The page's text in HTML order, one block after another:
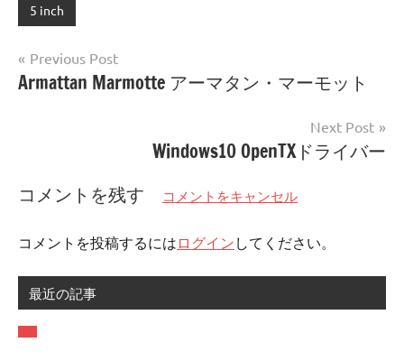
5 inch
投
稿
ー
シ
ン
Previous Post
Armattan Marmotte アーマタン・マーモット
Next Post
Windows10 OpenTXドライバー
コメントを残す
コメントをキャンセル
コメントを投稿するには ログイン してください。
最近の記事